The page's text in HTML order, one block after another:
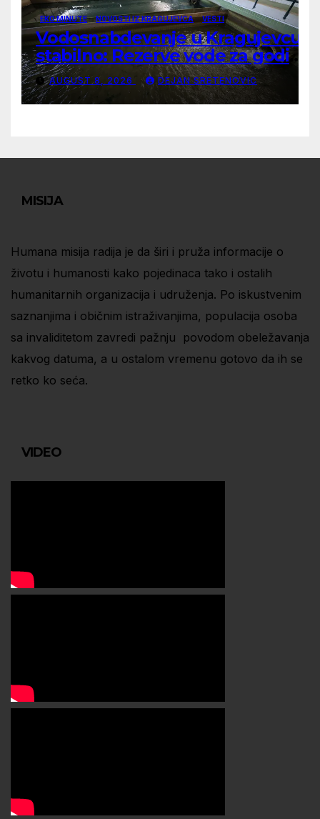
EKO MINUTE NOVOSTI IZ KRAGUJEVCA VESTI
Vodosnabdevanje u Kragujevcu
stabilno: Rezerve vode za godinu
dana
AUGUST 8, 2026 DEJAN SRETENOVIC
MISIJA
Humana misija radija je da širi i pruža informacije o
životu i humanosti kako pojedinaca tako i ostalih
humanitarnih organizacija i udruženja. Po iskustvenim
saznanjima i običnim istraživanjima, populacija osoba
sa invaliditetom zavredi pažnju povodom obeležavanja
kakvog datuma, a u ostalom vremenu gotovo da ih se
retko ko seća.
VIDEO